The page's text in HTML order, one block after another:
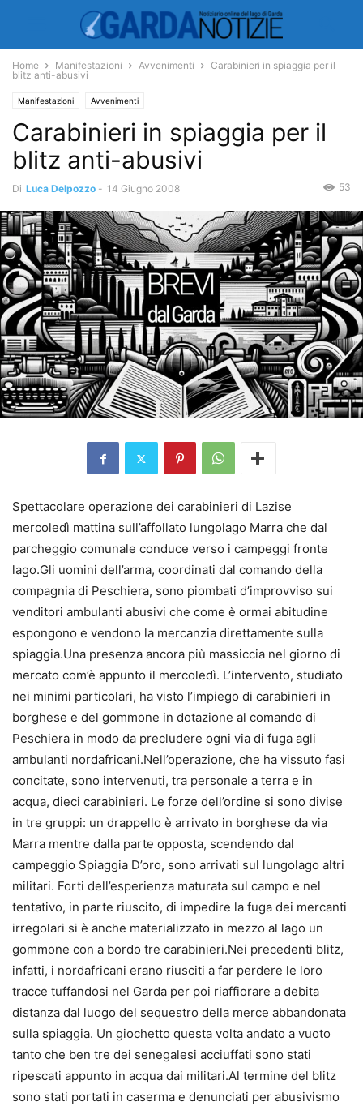
Home Manifestazioni Avvenimenti
Carabinieri in spiaggia per il
blitz anti-abusivi
Manifestazioni Avvenimenti
Carabinieri in spiaggia per il
blitz anti-abusivi
Di Luca Delpozzo - 14 Giugno 2008 53
Spettacolare operazione dei carabinieri di Lazise
mercoledì mattina sull’affollato lungolago Marra che dal
parcheggio comunale conduce verso i campeggi fronte
lago.Gli uomini dell’arma, coordinati dal comando della
compagnia di Peschiera, sono piombati d’improvviso sui
venditori ambulanti abusivi che come è ormai abitudine
espongono e vendono la mercanzia direttamente sulla
spiaggia.Una presenza ancora più massiccia nel giorno di
mercato com’è appunto il mercoledì. L’intervento, studiato
nei minimi particolari, ha visto l’impiego di carabinieri in
borghese e del gommone in dotazione al comando di
Peschiera in modo da precludere ogni via di fuga agli
ambulanti nordafricani.Nell’operazione, che ha vissuto fasi
concitate, sono intervenuti, tra personale a terra e in
acqua, dieci carabinieri. Le forze dell’ordine si sono divise
in tre gruppi: un drappello è arrivato in borghese da via
Marra mentre dalla parte opposta, scendendo dal
campeggio Spiaggia D’oro, sono arrivati sul lungolago altri
militari. Forti dell’esperienza maturata sul campo e nel
tentativo, in parte riuscito, di impedire la fuga dei mercanti
irregolari si è anche materializzato in mezzo al lago un
gommone con a bordo tre carabinieri.Nei precedenti blitz,
infatti, i nordafricani erano riusciti a far perdere le loro
tracce tuffandosi nel Garda per poi riaffiorare a debita
distanza dal luogo del sequestro della merce abbandonata
sulla spiaggia. Un giochetto questa volta andato a vuoto
tanto che ben tre dei senegalesi acciuffati sono stati
ripescati appunto in acqua dai militari.Al termine del blitz
sono stati portati in caserma e denunciati per abusivismo